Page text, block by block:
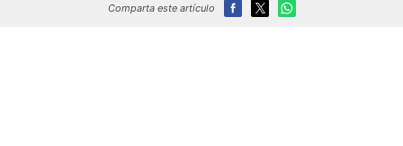
Comparta este artículo